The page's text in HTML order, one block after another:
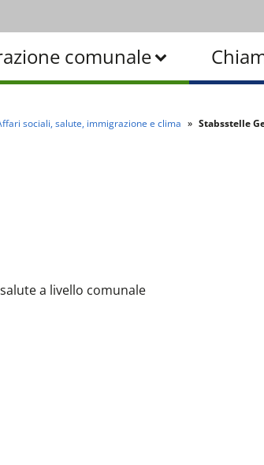
comunale
sociali, salute, immigrazione e clima Stabsstelle
a livello comunale